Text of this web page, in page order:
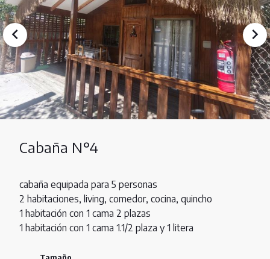
Cabaña N°4
cabaña equipada para 5 personas
2 habitaciones, living, comedor, cocina, quincho
1 habitación con 1 cama 2 plazas
1 habitación con 1 cama 1.1/2 plaza y 1 litera